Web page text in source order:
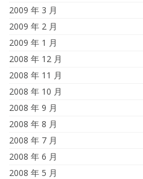
2009 年 3 月
2009 年 2 月
2009 年 1 月
2008 年 12 月
2008 年 11 月
2008 年 10 月
2008 年 9 月
2008 年 8 月
2008 年 7 月
2008 年 6 月
2008 年 5 月